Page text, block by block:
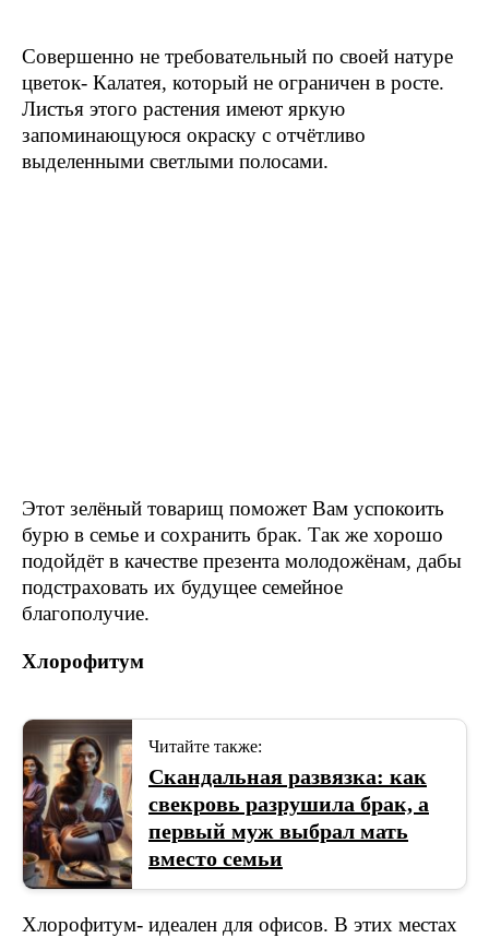
Совершенно не требовательный по своей натуре
цветок- Калатея, который не ограничен в росте.
Листья этого растения имеют яркую
запоминающуюся окраску с отчётливо
выделенными светлыми полосами.
Этот зелёный товарищ поможет Вам успокоить
бурю в семье и сохранить брак. Так же хорошо
подойдёт в качестве презента молодожёнам, дабы
подстраховать их будущее семейное
благополучие.
Хлорофитум
Читайте также:
Скандальная развязка: как
свекровь разрушила брак, а
первый муж выбрал мать
вместо семьи
Хлорофитум- идеален для офисов. В этих местах